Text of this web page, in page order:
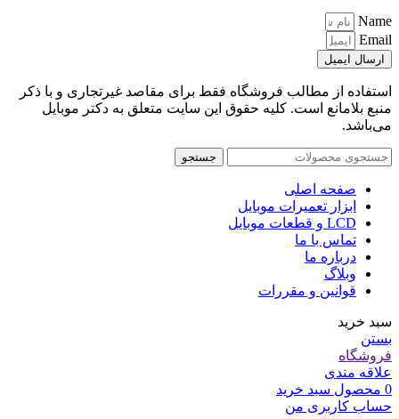
Name
Email
ارسال ایمیل
استفاده از مطالب فروشگاه فقط برای مقاصد غیرتجاری و با ذکر
منبع بلامانع است. کلیه حقوق این سایت متعلق به دکتر موبایل
می‌باشد.
جستجو
صفحه اصلی
ابزار تعمیرات موبایل
LCD و قطعات موبایل
تماس با ما
درباره ما
وبلاگ
قوانین و مقررات
سبد خرید
بستن
فروشگاه
علاقه مندی
0 محصول سبد خرید
حساب کاربری من